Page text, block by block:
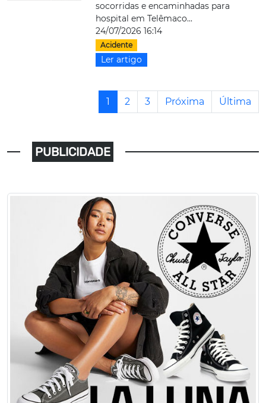
socorridas e encaminhadas para
hospital em Telêmaco...
24/07/2026 16:14
Acidente
Ler artigo
1 2 3 Próxima Última
PUBLICIDADE